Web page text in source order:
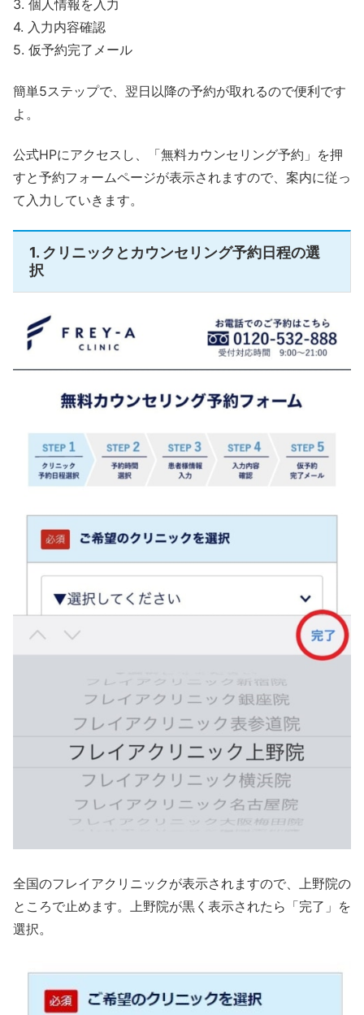
3. 個人情報を入力
4. 入力内容確認
5. 仮予約完了メール
簡単5ステップで、翌日以降の予約が取れるので便利です
よ。
公式HPにアクセスし、「無料カウンセリング予約」を押
すと予約フォームページが表示されますので、案内に従っ
て入力していきます。
1. クリニックとカウンセリング予約日程の選
択
全国のフレイアクリニックが表示されますので、上野院の
ところで止めます。上野院が黒く表示されたら「完了」を
選択。